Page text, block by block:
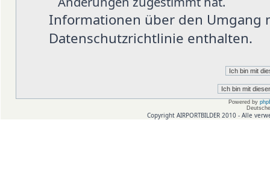
Informationen über den Umgang
Datenschutzrichtlinie enthalten.
Powered by
Copyright AIRPORTBILDER 2010 - Alle